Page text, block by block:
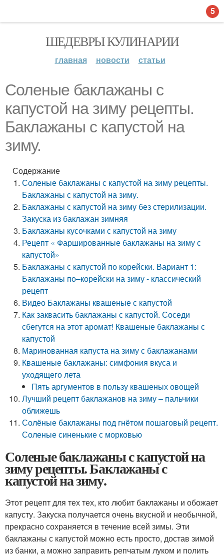
ШЕДЕВРЫ КУЛИНАРИИ
главная новости статьи
Соленые баклажаны с
капустой на зиму рецепты.
Баклажаны с капустой на
зиму.
Содержание
Соленые баклажаны с капустой на зиму рецепты.
Баклажаны с капустой на зиму.
Баклажаны с капустой на зиму без стерилизации.
Закуска из баклажан зимняя
Баклажаны кусочками с капустой на зиму
Рецепт « Фаршированные баклажаны на зиму с
капустой»
Баклажаны с капустой по корейски. Вариант 1:
Баклажаны по–корейски на зиму - классический
рецепт
Видео Баклажаны квашеные с капустой
Как заквасить баклажаны с капустой. Соседи
сбегутся на этот аромат! Квашеные баклажаны с
капустой
Маринованная капуста на зиму с баклажанами
Квашеные баклажаны: симфония вкуса и
уходящего лета
Пять аргументов в пользу квашеных овощей
Лучший рецепт баклажанов на зиму – пальчики
оближешь
Солёные баклажаны под гнётом пошаговый рецепт.
Соленые синенькие с морковью
Соленые баклажаны с капустой на
зиму рецепты. Баклажаны с
капустой на зиму.
Этот рецепт для тех тех, кто любит баклажаны и обожает
капусту. Закуска получается очень вкусной и необычной,
прекрасно сохраняется в течение всей зимы. Эти
баклажаны с капустой можно есть просто, достав зимой
из банки, а можно заправить репчатым луком и полить
5